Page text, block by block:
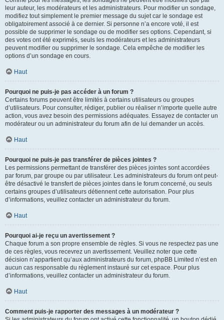
leur auteur, les modérateurs et les administrateurs. Pour modifier un sondage,
modifiez tout simplement le premier message du sujet car le sondage est
obligatoirement associé à ce dernier. Si personne n’a encore voté, il est
possible de supprimer le sondage ou de modifier ses options. Cependant, si
des votes ont été exprimés, seuls les modérateurs et les administrateurs
peuvent modifier ou supprimer le sondage. Cela empêche de modifier les
options d’un sondage en cours.
Haut
Pourquoi ne puis-je pas accéder à un forum ?
Certains forums peuvent être limités à certains utilisateurs ou groupes
d’utilisateurs. Pour consulter, rédiger, publier ou réaliser n’importe quelle autre
action, vous avez besoin des permissions adéquates. Essayez de contacter un
modérateur ou un administrateur du forum afin de lui demander un accès.
Haut
Pourquoi ne puis-je pas transférer de pièces jointes ?
Les permissions permettant de transférer des pièces jointes sont accordées
par forum, par groupe ou par utilisateur. Les administrateurs du forum ont peut-
être désactivé le transfert de pièces jointes dans le forum concerné, ou seuls
certains groupes d’utilisateurs détiennent cette autorisation. Pour plus
d’informations, veuillez contacter un administrateur du forum.
Haut
Pourquoi ai-je reçu un avertissement ?
Chaque forum a son propre ensemble de règles. Si vous ne respectez pas une
de ces règles, vous recevrez un avertissement. Veuillez noter que cette
décision n’appartient qu’aux administrateurs du forum, phpBB Limited n’est en
aucun cas responsable du règlement instauré sur cet espace. Pour plus
d’informations, veuillez contacter un administrateur du forum.
Haut
Comment puis-je rapporter des messages à un modérateur ?